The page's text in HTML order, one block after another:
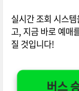
실시간 조회 시스
고, 지금 바로 예매
질 것입니다!
버스